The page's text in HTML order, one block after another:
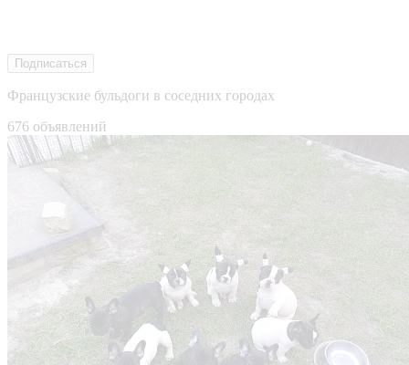
Подписаться
Французские бульдоги в соседних городах
676 объявлений